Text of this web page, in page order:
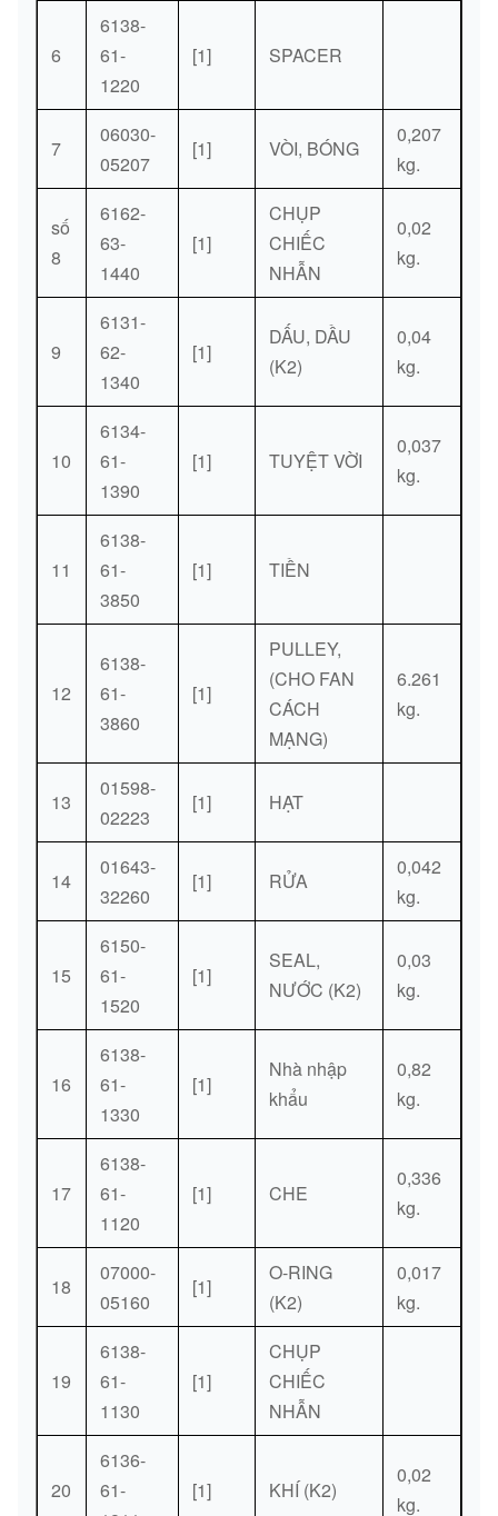
6
6138-
61-
1220
[1] SPACER
7
06030-
05207
[1] VÒI, BÓNG
0,207
kg.
số
8
6162-
63-
1440
[1]
CHỤP
CHIẾC
NHẪN
0,02
kg.
9
6131-
62-
1340
[1]
DẤU, DẦU
(K2)
0,04
kg.
10
6134-
61-
1390
[1] TUYỆT VỜI
0,037
kg.
11
6138-
61-
3850
[1] TIỀN
12
6138-
61-
3860
[1]
PULLEY,
(CHO FAN
CÁCH
MẠNG)
6.261
kg.
13
01598-
02223
[1] HẠT
14
01643-
32260
[1] RỬA
0,042
kg.
15
6150-
61-
1520
[1]
SEAL,
NƯỚC (K2)
0,03
kg.
16
6138-
61-
1330
[1]
Nhà nhập
khẩu
0,82
kg.
17
6138-
61-
1120
[1] CHE
0,336
kg.
18
07000-
05160
[1]
O-RING
(K2)
0,017
kg.
19
6138-
61-
1130
[1]
CHỤP
CHIẾC
NHẪN
20
6136-
61-
[1] KHÍ (K2)
0,02
kg.